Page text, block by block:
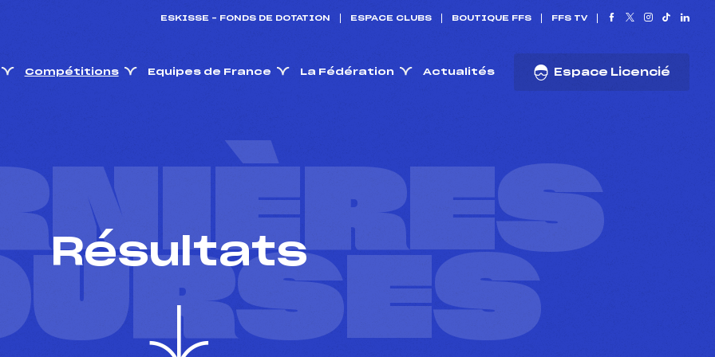
ESKISSE – FONDS DE DOTATION ESPACE CLUBS BOUTIQUE FFS FFS TV
Compétitions Equipes de France La Fédération Actualités Espace Licencié
Résultats